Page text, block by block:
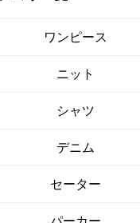
ワンピース
ニット
シャツ
デニム
セーター